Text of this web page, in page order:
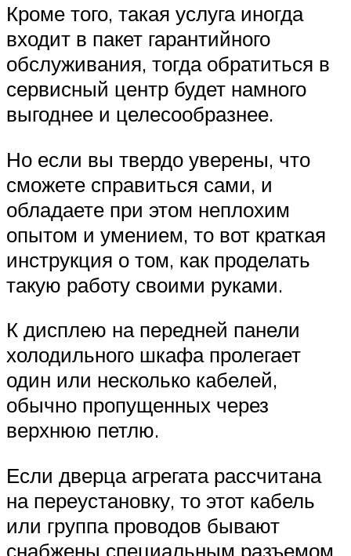
Кроме того, такая услуга иногда
входит в пакет гарантийного
обслуживания, тогда обратиться в
сервисный центр будет намного
выгоднее и целесообразнее.
Но если вы твердо уверены, что
сможете справиться сами, и
обладаете при этом неплохим
опытом и умением, то вот краткая
инструкция о том, как проделать
такую работу своими руками.
К дисплею на передней панели
холодильного шкафа пролегает
один или несколько кабелей,
обычно пропущенных через
верхнюю петлю.
Если дверца агрегата рассчитана
на переустановку, то этот кабель
или группа проводов бывают
снабжены специальным разъемом